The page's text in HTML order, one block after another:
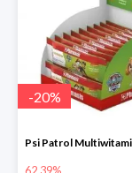
-20%
62.39%